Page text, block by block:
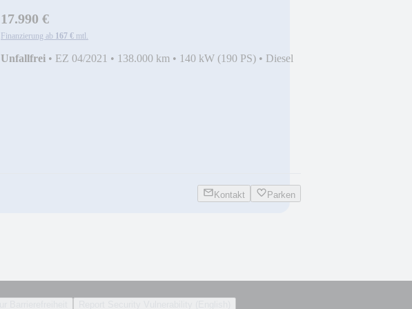
17.990 €
Finanzierung ab 167 € mtl.
Unfallfrei • EZ 04/2021 • 138.000 km • 140 kW (190 PS) • Diesel
Kontakt Parken